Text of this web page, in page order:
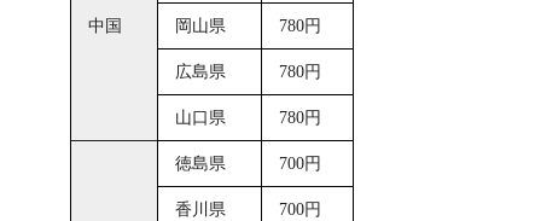
中国 岡山県 780円
広島県 780円
山口県 780円
徳島県 700円
香川県 700円